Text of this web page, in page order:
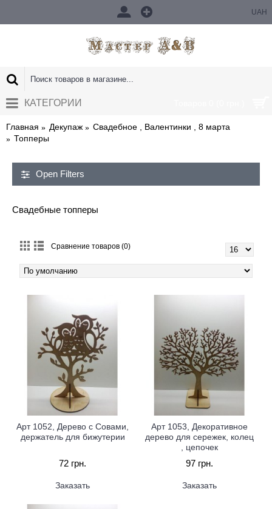
UAH
КАТЕГОРИИ
Главная Декупаж
Свадебное , Валентинки , 8 марта
Топперы
Open Filters
Свадебные топперы
Сравнение товаров (0)
Арт 1052, Дерево с Совами,
держатель для бижутерии
72 грн.
Заказать
Арт 1053, Декоративное
дерево для сережек, колец
, цепочек
97 грн.
Заказать